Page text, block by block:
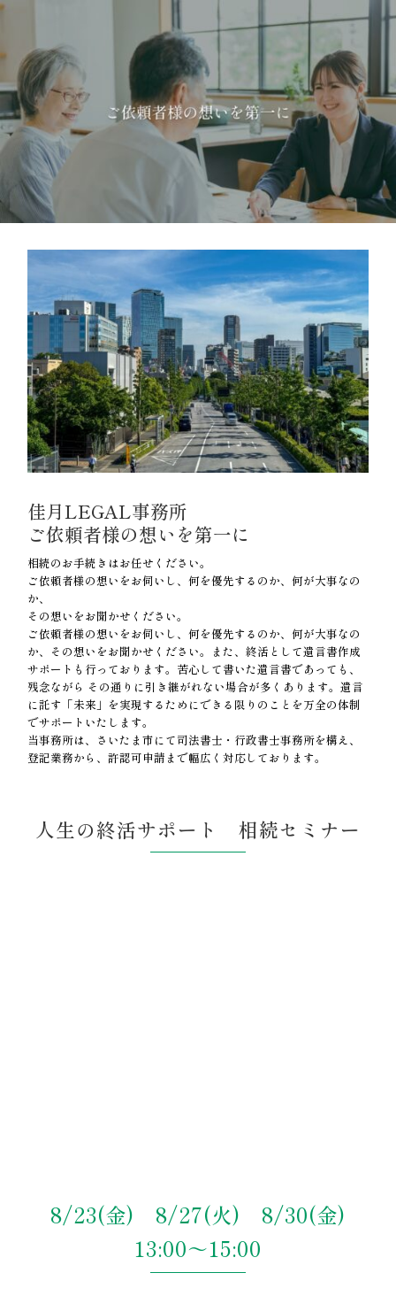
佳月LEGAL事務所
ご依頼者様の想いを第一に
相続のお手続きはお任せください。
ご依頼者様の想いをお伺いし、何を優先するのか、何が大事なの
か、
その想いをお聞かせください。
ご依頼者様の想いをお伺いし、何を優先するのか、何が大事なの
か、その想いをお聞かせください。また、終活として遺言書作成
サポートも行っております。苦心して書いた遺言書であっても、
残念ながら その通りに引き継がれない場合が多くあります。遺言
に託す「未来」を実現するためにできる限りのことを万全の体制
でサポートいたします。
当事務所は、さいたま市にて司法書士・行政書士事務所を構え、
登記業務から、許認可申請まで幅広く対応しております。
人生の終活サポート 相続セミナー
8/23(金) 8/27(火) 8/30(金)
13:00～15:00